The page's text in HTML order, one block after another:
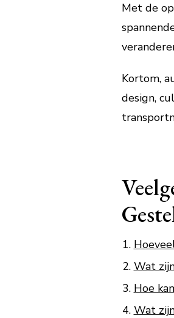
Met de
Kortom,
design,
Wat
Hoe
Wat